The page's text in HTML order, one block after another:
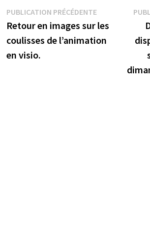
Navigation
de
l’article
PUBLICATION PRÉCÉDENTEPublication
précédente :
Retour en images sur les
coulisses de l’animation
en visio.